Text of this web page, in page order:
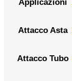
Applicazioni
Attacco Asta
Attacco Tubo